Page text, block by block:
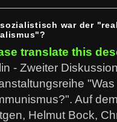
war der
translate this
- Zweiter
"Was
Auf
Helmut Bock,